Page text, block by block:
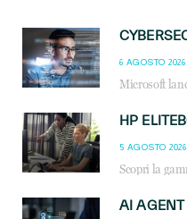
6 AGOSTO 2026
5 AGOSTO 2026